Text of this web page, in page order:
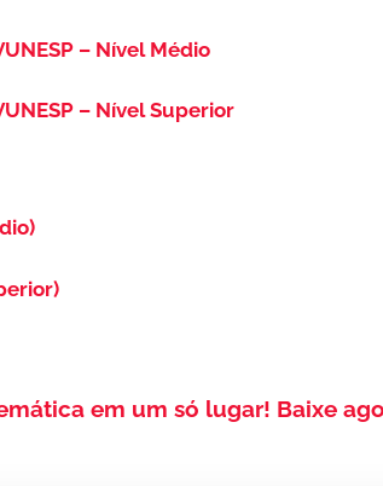
– Nível Médio
– Nível Superior
em um só lugar! Baixe